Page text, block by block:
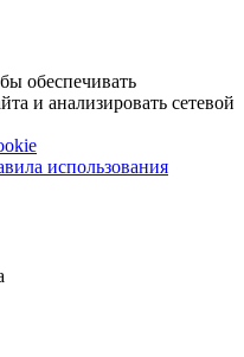
обеспечивать
и анализировать сетевой
использования